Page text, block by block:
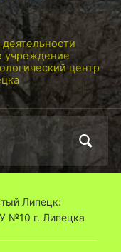
учреждение
центр
Липецк:
№10 г. Липецка